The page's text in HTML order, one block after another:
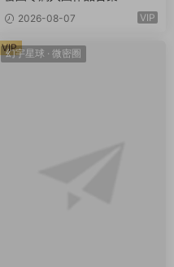
2026-08-07 VIP
幻宇星球 · 微密圈
VIP